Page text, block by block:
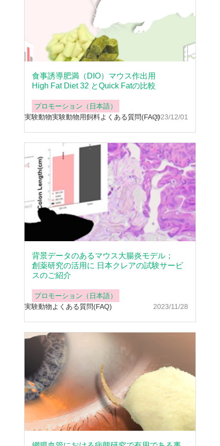
2023/12/01
食事誘導肥満（DIO）マウス作出用
High Fat Diet 32 とQuick Fatの比較
プロモーション（日本語）
実験動物実験動物用飼料よくある質問(FAQ)
2023/11/28
背景データのあるマウス大腸炎モデル；
創薬研究の活用に 日本クレアの試験サービ
スのご紹介
プロモーション（日本語）
実験動物よくある質問(FAQ)